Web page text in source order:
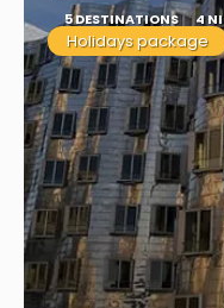
5 DESTINATIONS 4
Holidays package